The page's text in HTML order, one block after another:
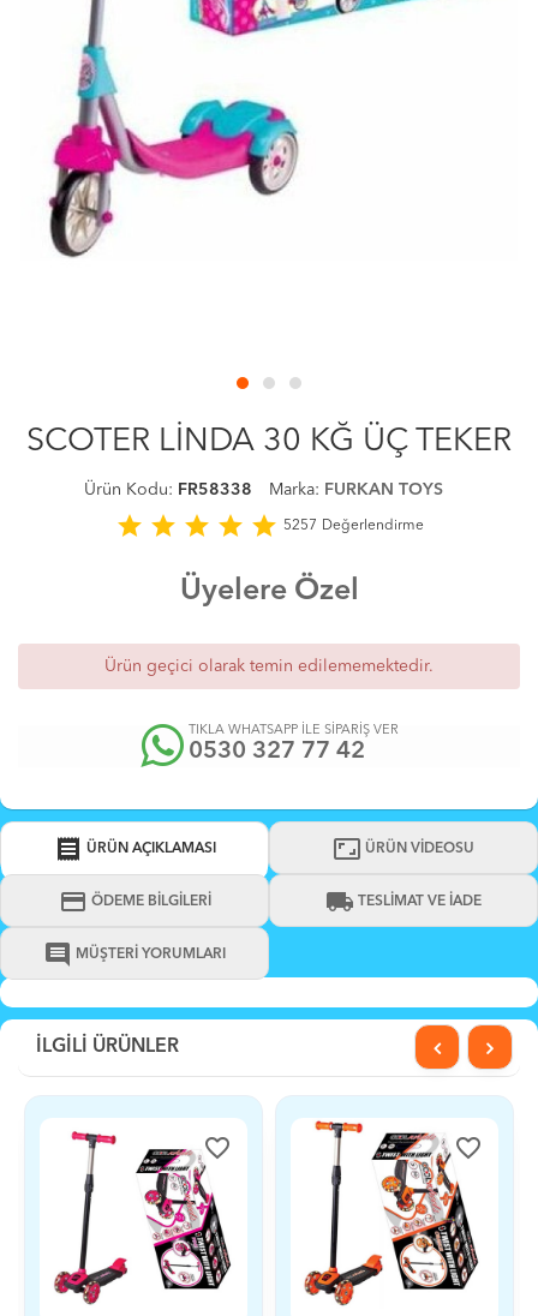
SCOTER LİNDA 30 KĞ ÜÇ TEKER
Ürün Kodu: FR58338 Marka: FURKAN TOYS
star star star star star 5257 Değerlendirme
Üyelere Özel
Ürün geçici olarak temin edilememektedir.
TIKLA WHATSAPP İLE SİPARİŞ VER
0530 327 77 42
receipt ÜRÜN AÇIKLAMASI aspect_ratio ÜRÜN VİDEOSU
credit_card ÖDEME BİLGİLERİ local_shipping TESLİMAT VE İADE
comment MÜŞTERİ YORUMLARI
İLGİLİ ÜRÜNLER
favorite_border favorite_border